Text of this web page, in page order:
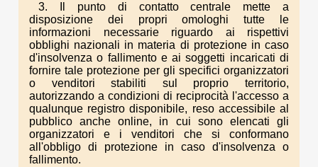
3. Il punto di contatto centrale mette a
disposizione dei propri omologhi tutte le
informazioni necessarie riguardo ai rispettivi
obblighi nazionali in materia di protezione in caso
d'insolvenza o fallimento e ai soggetti incaricati di
fornire tale protezione per gli specifici organizzatori
o venditori stabiliti sul proprio territorio,
autorizzando a condizioni di reciprocità l'accesso a
qualunque registro disponibile, reso accessibile al
pubblico anche online, in cui sono elencati gli
organizzatori e i venditori che si conformano
all'obbligo di protezione in caso d'insolvenza o
fallimento.